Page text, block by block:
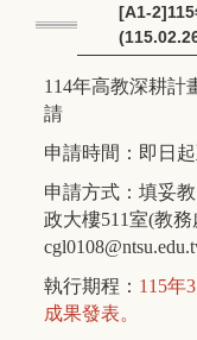
[A1-2]115
114年高教深耕計
請
申請時間：即日
申請方式：填妥
政大樓511室(教
執行期程： 115年
成果發表。